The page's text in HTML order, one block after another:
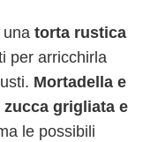
una torta rustica
per arricchirla
Mortadella e
zucca grigliata e
le possibili